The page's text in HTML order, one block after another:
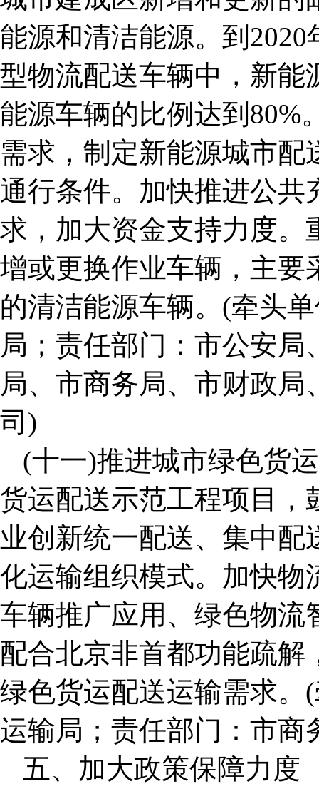
能源和清洁能源。到
型物流配送车辆中，新能
能源车辆的比例达到80%
需求，制定新能源城市
通行条件。加快推进公共
求，加大资金支持力度。
增或更换作业车辆，主要
的清洁能源车辆。(牵头
局；责任部门：市公安
局、市商务局、市财政
司)
(十一)推进城市绿色货
货运配送示范工程项目，
业创新统一配送、集中
化运输组织模式。加快物
车辆推广应用、绿色物流
配合北京非首都功能疏解
绿色货运配送运输需求。
运输局；责任部门：市商
五、加大政策保障力度